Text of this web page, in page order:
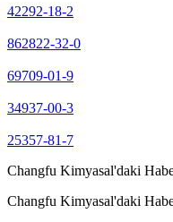
42292-18-2
862822-32-0
69709-01-9
34937-00-3
25357-81-7
Changfu Kimyasal'daki
Changfu Kimyasal'daki